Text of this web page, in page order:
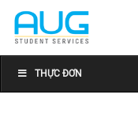
THỰC ĐƠN